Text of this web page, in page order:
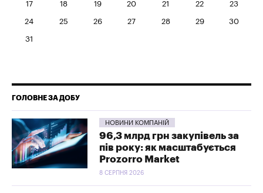
17 18 19 20 21 22 23
24 25 26 27 28 29 30
31
ГОЛОВНЕ ЗА ДОБУ
НОВИНИ КОМПАНІЙ
96,3 млрд грн закупівель за
пів року: як масштабується
Prozorro Market
8 СЕРПНЯ 2026